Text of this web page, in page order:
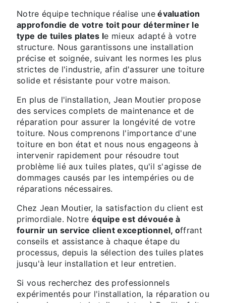
Notre équipe technique réalise uneévaluation
approfondie de votre toit pour déterminer le
type de tuiles plates le mieux adapté à votre
structure. Nous garantissons une installation
précise et soignée, suivant les normes les plus
strictes de l'industrie, afin d'assurer une toiture
solide et résistante pour votre maison.
En plus de l'installation, Jean Moutier propose
des services complets de maintenance et de
réparation pour assurer la longévité de votre
toiture. Nous comprenons l'importance d'une
toiture en bon état et nous nous engageons à
intervenir rapidement pour résoudre tout
problème lié aux tuiles plates, qu'il s'agisse de
dommages causés par les intempéries ou de
réparations nécessaires.
Chez Jean Moutier, la satisfaction du client est
primordiale. Notreéquipe est dévouée à
fournir un service client exceptionnel, offrant
conseils et assistance à chaque étape du
processus, depuis la sélection des tuiles plates
jusqu'à leur installation et leur entretien.
Si vous recherchez des professionnels
expérimentés pour l'installation, la réparation ou